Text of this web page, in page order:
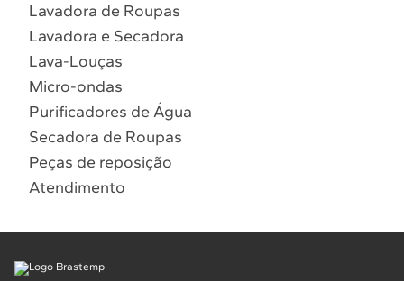
Localizar assistência técnica
Lavadora de Roupas
Lavadora e Secadora
Lava-Louças
Micro-ondas
Purificadores de Água
Secadora de Roupas
Peças de reposição
Atendimento